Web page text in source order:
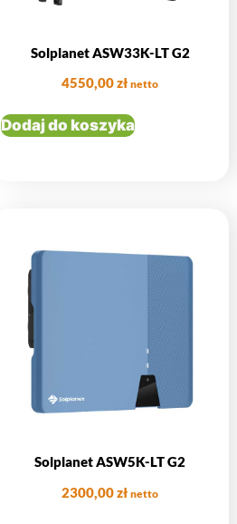
Solplanet ASW33K-LT G2
4550,00zł netto
Dodaj do koszyka
Solplanet ASW5K-LT G2
2300,00zł netto